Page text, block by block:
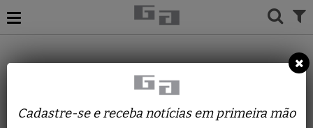
YUTAKA TOYOTA
Espaço estelar
Cadastre-se e receba notícias em primeira mão